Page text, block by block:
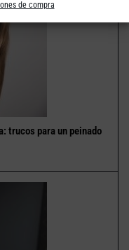
de compra
trucos para un peinado